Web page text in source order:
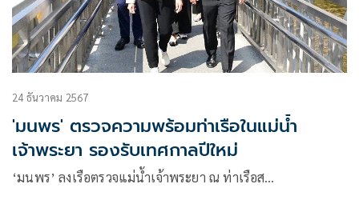
24 ธันวาคม 2567
'มนพร' ตรวจความพร้อมท่าเรือในแม่น้ำ
เจ้าพระยา รองรับเทศกาลปีใหม่
‘มนพร’ ลงเรือตรวจแม่น้ำเจ้าพระยา ณ ท่าเรือส…